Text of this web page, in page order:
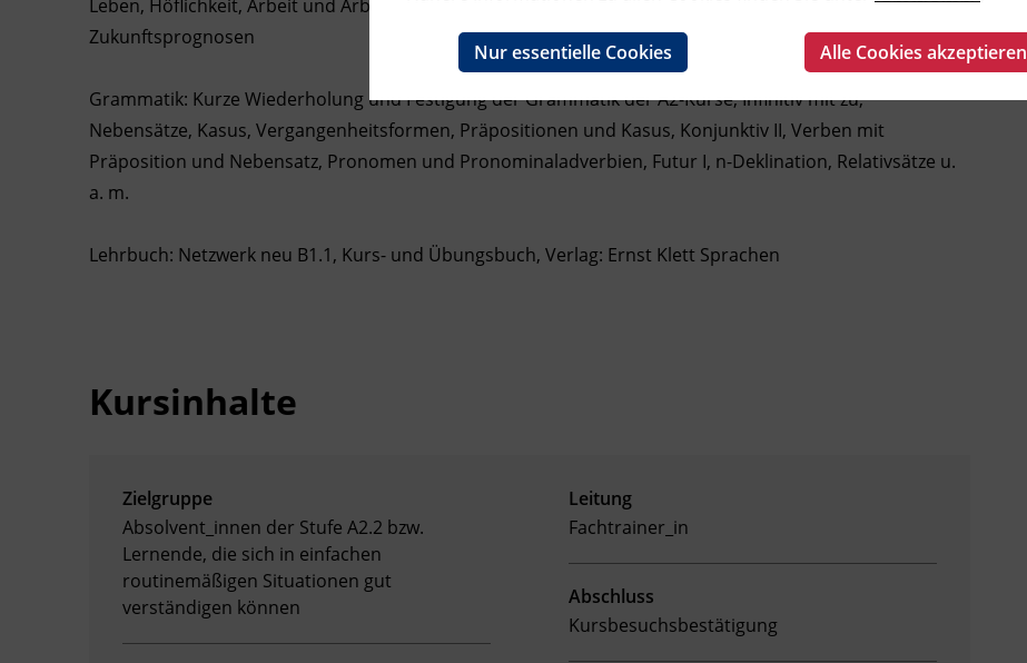
Ingenieurzertifizierung
BFI Reutte
BFI Schwaz
Leben, Höflichkeit, Arbeit und Arbeitssuche, Stellenanzeigen und Bewerbung, Umwelt und Umweltschutz,
Zukunftsprognosen
Grammatik: Kurze Wiederholung und Festigung der Grammatik der A2-Kurse, Infinitiv mit zu,
Nebensätze, Kasus, Vergangenheitsformen, Präpositionen und Kasus, Konjunktiv II, Verben mit
Präposition und Nebensatz, Pronomen und Pronominaladverbien, Futur I, n-Deklination, Relativsätze u.
a. m.
Lehrbuch: Netzwerk neu B1.1, Kurs- und Übungsbuch, Verlag: Ernst Klett Sprachen
Kursinhalte
Zielgruppe
Absolvent_innen der Stufe A2.2 bzw.
Lernende, die sich in einfachen
routinemäßigen Situationen gut
verständigen können
Leitung
Fachtrainer_in
Abschluss
Kursbesuchsbestätigung
Nur essentielle Cookies Alle Cookies akzeptieren